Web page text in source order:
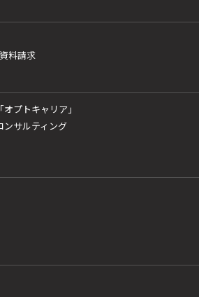
料請求
プトキャリア」
ンサルティング